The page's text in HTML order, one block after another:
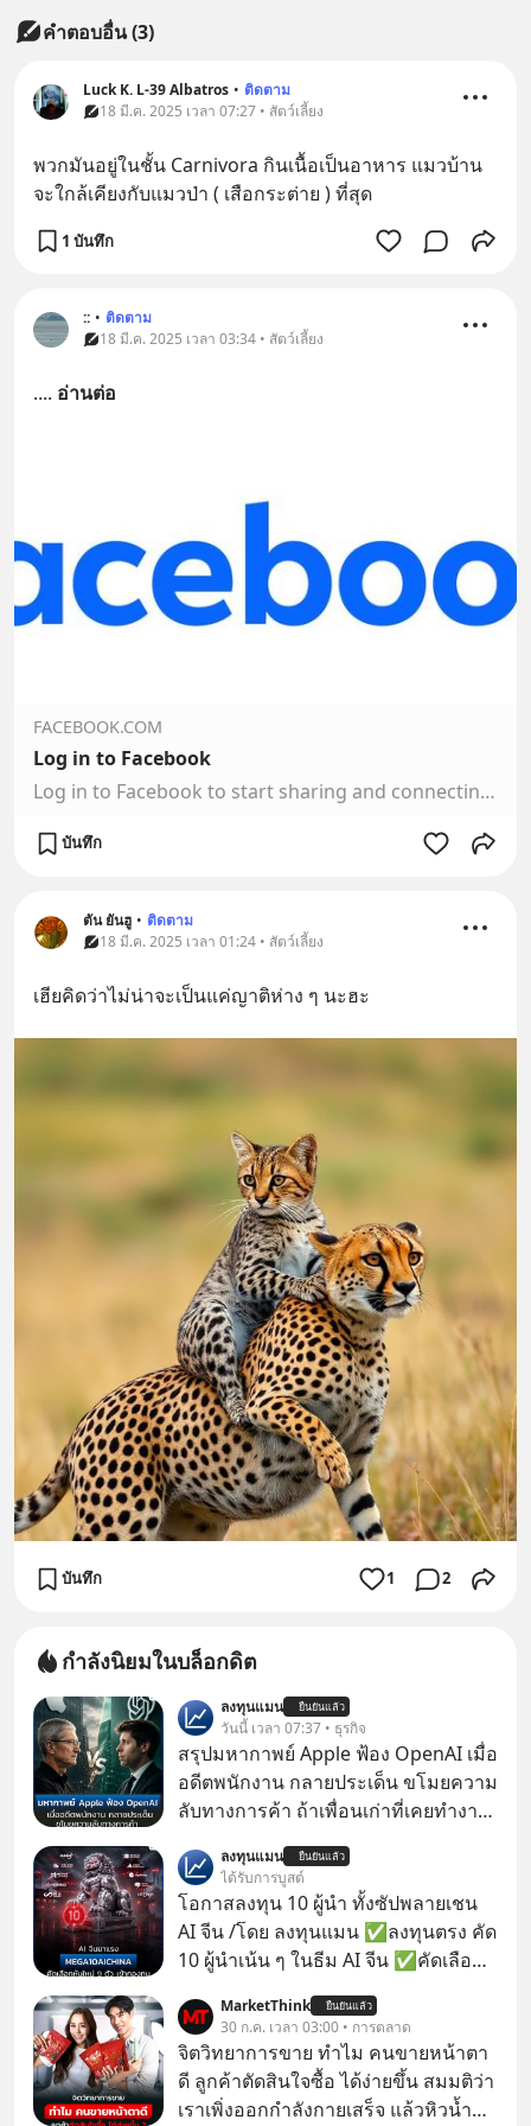
คำตอบอื่น(3)
Luck K. L-39 Albatros • ติดตาม
18 มี.ค. 2025 เวลา 07:27 • สัตว์เลี้ยง
พวกมันอยู่ในชั้น Carnivora กินเนื้อเป็นอาหาร แมวบ้าน
จะใกล้เคียงกับแมวป่า ( เสือกระต่าย ) ที่สุด
1 บันทึก
:: • ติดตาม
18 มี.ค. 2025 เวลา 03:34 • สัตว์เลี้ยง
.... อ่านต่อ
FACEBOOK.COM
Log in to Facebook
Log in to Facebook to start sharing and connecting with your friends, family and people you know.
บันทึก
ตัน ยันฮู • ติดตาม
18 มี.ค. 2025 เวลา 01:24 • สัตว์เลี้ยง
เฮียคิดว่าไม่น่าจะเป็นแค่ญาติห่าง ๆ นะฮะ
บันทึก 1 2
กำลังนิยมในบล็อกดิต
ลงทุนแมน ยืนยันแล้ว
วันนี้ เวลา 07:37 • ธุรกิจ
สรุปมหากาพย์ Apple ฟ้อง OpenAI เมื่อ
อดีตพนักงาน กลายประเด็น ขโมยความ
ลับทางการค้า ถ้าเพื่อนเก่าที่เคยทำงาน
เก่าที่เขาเคยทำไว้ ตอนยังอยู่บริษัท
เดียวกัน
ลงทุนแมน ยืนยันแล้ว
ได้รับการบูสต์
โอกาสลงทุน 10 ผู้นำ ทั้งซัปพลายเชน
AI จีน /โดย ลงทุนแมน ✅ลงทุนตรง คัด
10 ผู้นำเน้น ๆ ในธีม AI จีน ✅คัดเลือก
เจ้าของผู้นำ AI จีน ตั้งแต่โรงงานผลิตชิป
หน่วยความจำ โมเดล AI ยันหุ่นยนต์
✅ได้การรับยกเว้นภาษี Capital Gain
ตามกฎหมายภาษีของประเทศไทย
MarketThink ยืนยันแล้ว
30 ก.ค. เวลา 03:00 • การตลาด
จิตวิทยาการขาย ทำไม คนขายหน้าตา
ดี ลูกค้าตัดสินใจซื้อ ได้ง่ายขึ้น สมมติว่า
เราเพิ่งออกกำลังกายเสร็จ แล้วหิวน้ำ